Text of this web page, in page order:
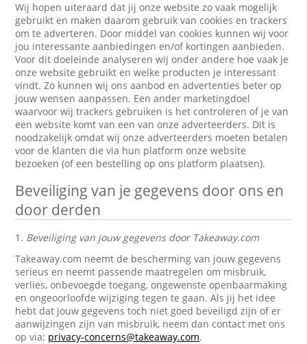
Wij hopen uiteraard dat jij onze website zo vaak mogelijk
gebruikt en maken daarom gebruik van cookies en trackers
om te adverteren. Door middel van cookies kunnen wij voor
jou interessante aanbiedingen en/of kortingen aanbieden.
Voor dit doeleinde analyseren wij onder andere hoe vaak je
onze website gebruikt en welke producten je interessant
vindt. Zo kunnen wij ons aanbod en advertenties beter op
jouw wensen aanpassen. Een ander marketingdoel
waarvoor wij trackers gebruiken is het controleren of je van
een website komt van een van onze adverteerders. Dit is
noodzakelijk omdat wij onze adverteerders moeten betalen
voor de klanten die via hun platform onze website
bezoeken (of een bestelling op ons platform plaatsen).
Beveiliging van je gegevens door ons en
door derden
1. Beveiliging van jouw gegevens door Takeaway.com
Takeaway.com neemt de bescherming van jouw gegevens
serieus en neemt passende maatregelen om misbruik,
verlies, onbevoegde toegang, ongewenste openbaarmaking
en ongeoorloofde wijziging tegen te gaan. Als jij het idee
hebt dat jouw gegevens toch niet goed beveiligd zijn of er
aanwijzingen zijn van misbruik, neem dan contact met ons
op via: privacy-concerns@takeaway.com.